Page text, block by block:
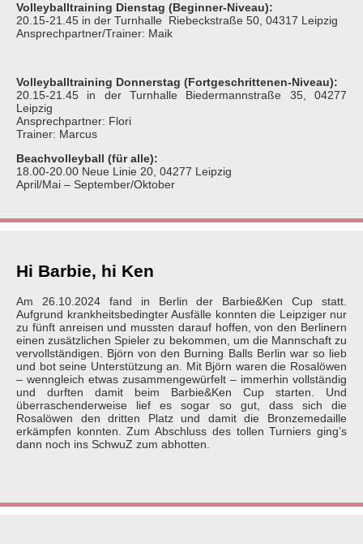
Volleyballtraining Dienstag (Beginner-Niveau):
20.15-21.45 in der Turnhalle Riebeckstraße 50, 04317 Leipzig
Ansprechpartner/Trainer: Maik
Volleyballtraining Donnerstag (Fortgeschrittenen-Niveau):
20.15-21.45 in der Turnhalle Biedermannstraße 35, 04277
Leipzig
Ansprechpartner: Flori
Trainer: Marcus
Beachvolleyball (für alle):
18.00-20.00 Neue Linie 20, 04277 Leipzig
April/Mai – September/Oktober
Hi Barbie, hi Ken
Am 26.10.2024 fand in Berlin der Barbie&Ken Cup statt.
Aufgrund krankheitsbedingter Ausfälle konnten die Leipziger nur
zu fünft anreisen und mussten darauf hoffen, von den Berlinern
einen zusätzlichen Spieler zu bekommen, um die Mannschaft zu
vervollständigen. Björn von den Burning Balls Berlin war so lieb
und bot seine Unterstützung an. Mit Björn waren die Rosalöwen
– wenngleich etwas zusammengewürfelt – immerhin vollständig
und durften damit beim Barbie&Ken Cup starten. Und
überraschenderweise lief es sogar so gut, dass sich die
Rosalöwen den dritten Platz und damit die Bronzemedaille
erkämpfen konnten. Zum Abschluss des tollen Turniers ging’s
dann noch ins SchwuZ zum abhotten.